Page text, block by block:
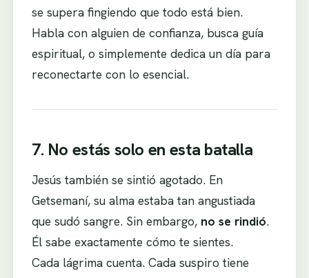
se supera fingiendo que todo está bien.
Habla con alguien de confianza, busca guía
espiritual, o simplemente dedica un día para
reconectarte con lo esencial.
7. No estás solo en esta batalla
Jesús también se sintió agotado. En
Getsemaní, su alma estaba tan angustiada
que sudó sangre. Sin embargo, no se rindió.
Él sabe exactamente cómo te sientes.
Cada lágrima cuenta. Cada suspiro tiene